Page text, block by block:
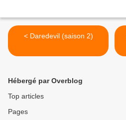
< Daredevil (saison 2)
Hébergé par Overblog
Top articles
Pages